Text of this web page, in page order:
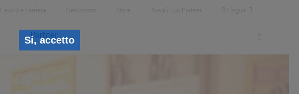
Si, accetto
Lavoro e carriera Newsroom Store Trova il tuo Partner Lingua
Partner